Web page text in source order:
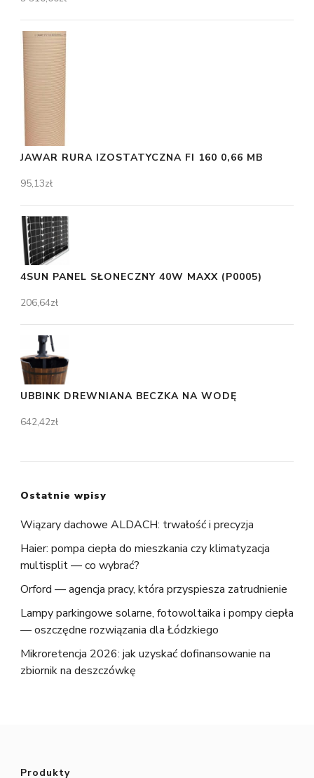
JAWAR RURA IZOSTATYCZNA FI 160 0,66 MB
95,13zł
4SUN PANEL SŁONECZNY 40W MAXX (P0005)
206,64zł
UBBINK DREWNIANA BECZKA NA WODĘ
642,42zł
Ostatnie wpisy
Wiązary dachowe ALDACH: trwałość i precyzja
Haier: pompa ciepła do mieszkania czy klimatyzacja
multisplit — co wybrać?
Orford — agencja pracy, która przyspiesza zatrudnienie
Lampy parkingowe solarne, fotowoltaika i pompy ciepła
— oszczędne rozwiązania dla Łódzkiego
Mikroretencja 2026: jak uzyskać dofinansowanie na
zbiornik na deszczówkę
Produkty